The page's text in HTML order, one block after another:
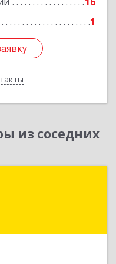
1
из соседних
Анапский р-н,